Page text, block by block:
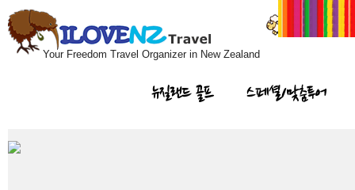
Your Freedom Travel Organizer in New Zealand
뉴질랜드 골프 스페셜/맞춤투어